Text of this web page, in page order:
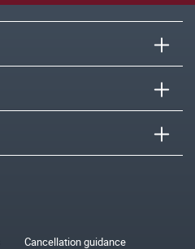
Cancellation guidance